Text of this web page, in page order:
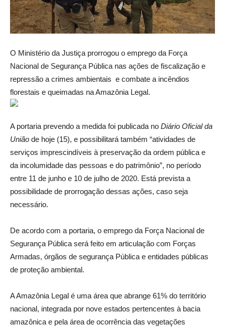
O Ministério da Justiça prorrogou o emprego da Força
Nacional de Segurança Pública nas ações de fiscalização e
repressão a crimes ambientais e combate a incêndios
florestais e queimadas na Amazônia Legal.
A portaria prevendo a medida foi publicada no Diário Oficial da
União de hoje (15), e possibilitará também “atividades de
serviços imprescindíveis à preservação da ordem pública e
da incolumidade das pessoas e do patrimônio”, no período
entre 11 de junho e 10 de julho de 2020. Está prevista a
possibilidade de prorrogação dessas ações, caso seja
necessário.
De acordo com a portaria, o emprego da Força Nacional de
Segurança Pública será feito em articulação com Forças
Armadas, órgãos de segurança Pública e entidades públicas
de proteção ambiental.
A Amazônia Legal é uma área que abrange 61% do território
nacional, integrada por nove estados pertencentes à bacia
amazônica e pela área de ocorrência das vegetações